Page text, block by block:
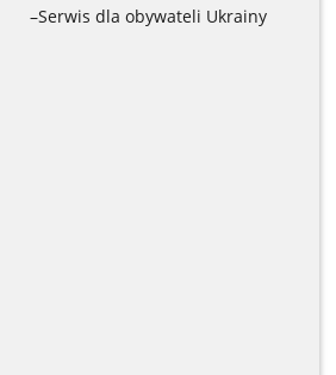
–Serwis dla obywateli Ukrainy